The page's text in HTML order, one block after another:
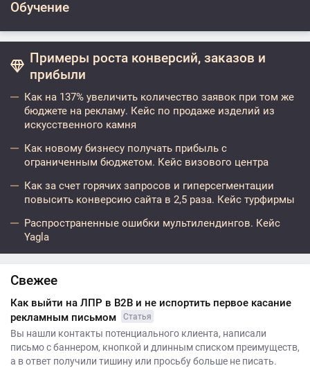
Обучение
Примеры роста конверсий, заказов и
прибыли
Как на 137% увеличить количество заявок при том же
бюджете на рекламу. Кейс по продаже изделий из
искусственного камня
Как новому бизнесу получать прибыль с
ограниченным бюджетом. Кейс визового центра
Как за счет горячих запросов и гиперсегментации
повысить конверсию сайта в 2,5 раза. Кейс турфирмы
Распространенные ошибки мультилендингов. Кейс
Yagla
Свежее
Как выйти на ЛПР в B2B и не испортить первое касание
рекламным письмом
Статья
Вы нашли контакты потенциального клиента, написали
письмо с баннером, кнопкой и длинным списком преимуществ,
а в ответ получили тишину или просьбу больше не писать.